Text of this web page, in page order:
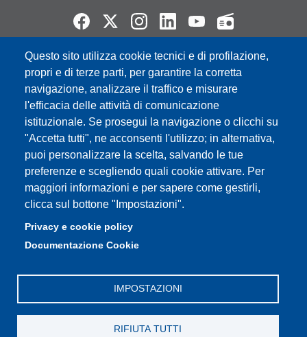
Questo sito utilizza cookie tecnici e di profilazione,
propri e di terze parti, per garantire la corretta
navigazione, analizzare il traffico e misurare
l'efficacia delle attività di comunicazione
istituzionale. Se prosegui la navigazione o clicchi su
"Accetta tutti", ne acconsenti l'utilizzo; in alternativa,
puoi personalizzare la scelta, salvando le tue
preferenze e scegliendo quali cookie attivare. Per
maggiori informazioni e per sapere come gestirli,
clicca sul bottone "Impostazioni".
Privacy e cookie policy
Documentazione Cookie
IMPOSTAZIONI
RIFIUTA TUTTI
Partita IVA: 00427620364
e-mail: urp@unimore.it
PEC: primo contatto: urp@pec.unimore.it
Indirizzo ReGIndE per notifica Atti Processuali:
direzionelegale@pec.unimore.it
Sede di Modena: Via Università 4, 41121 Modena, Tel. 059
2056511 - Fax 059 245156
Sede di Reggio Emilia: Viale A. Allegri 9, 42121 Reggio
Emilia, Tel. 0522 523041 - Fax 0522 523045